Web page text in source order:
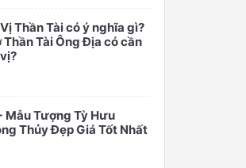
Thần Tài có ý nghĩa gì?
Thần Tài Ông Địa có cần
Mẫu Tượng Tỳ Hưu
Thủy Đẹp Giá Tốt Nhất